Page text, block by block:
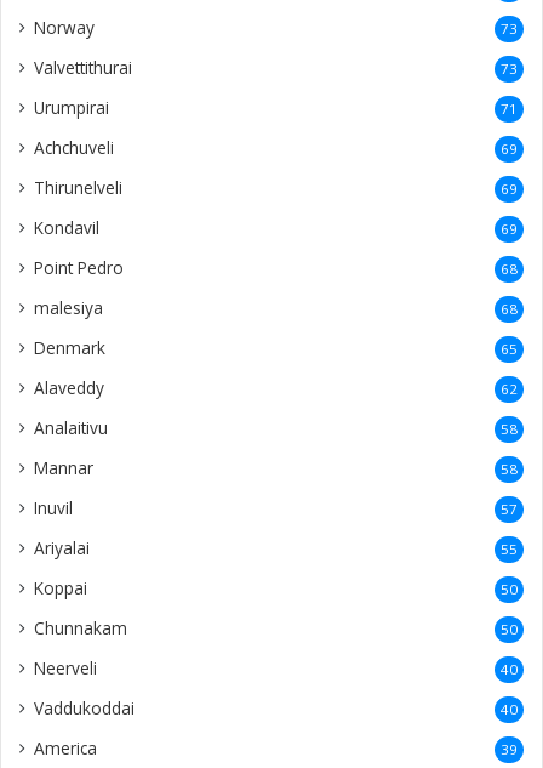
Norway 73
Valvettithurai 73
Urumpirai 71
Achchuveli 69
Thirunelveli 69
Kondavil 69
Point Pedro 68
malesiya 68
Denmark 65
Alaveddy 62
Analaitivu 58
Mannar 58
Inuvil 57
Ariyalai 55
Koppai 50
Chunnakam 50
Neerveli 40
Vaddukoddai 40
America 39